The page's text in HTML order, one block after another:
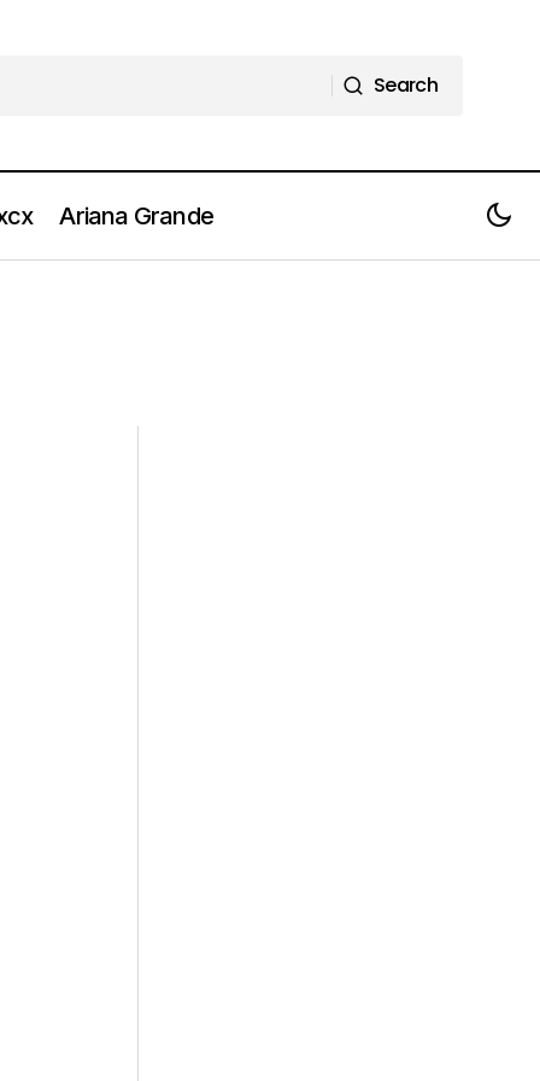
Search
Ariana Grande